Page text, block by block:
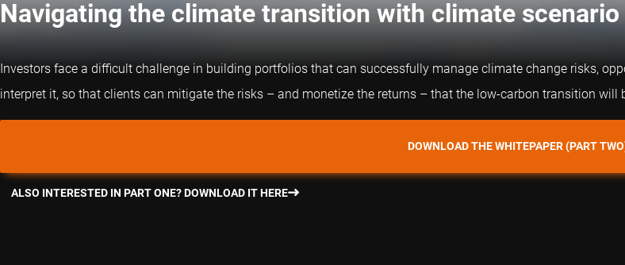
Navigating the climate transition with climate
Investors face a difficult challenge in building portfolios that can successfully manage climate change risks,
interpret it, so that clients can mitigate the risks – and monetize the returns – that the low-carbon transition will
DOWNLOAD THE WHITEPAPER (PART
ALSO INTERESTED IN PART ONE? DOWNLOAD IT HERE